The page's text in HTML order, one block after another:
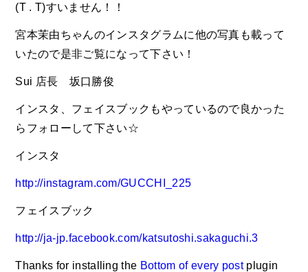
(T . T)すいません！！
宮本茉由ちゃんのインスタグラムに他の写真も載って
いたので是非ご覧になって下さい！
Sui 店長 坂口勝俊
インスタ、フェイスブックもやっているので良かった
らフォローして下さい☆
インスタ
http://instagram.com/GUCCHI_225
フェイスブック
http://ja-jp.facebook.com/katsutoshi.sakaguchi.3
Thanks for installing the Bottom of every postplugin